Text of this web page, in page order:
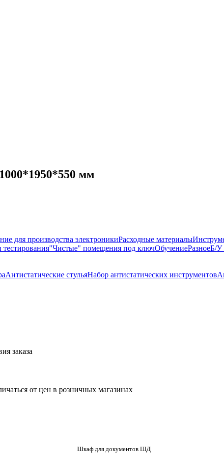
мм
для производства электроникиРасходные материалы
"Чистые" помещения под ключОбучениеРазноеБ/У
Антистатические стульяНабор антистатических инструментов
заказа
от цен в розничных магазинах
Шкаф для документов ШД